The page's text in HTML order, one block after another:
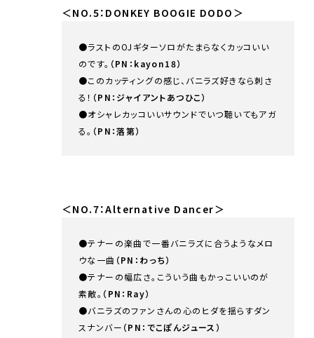
＜NO.5：DONKEY BOOGIE DODO＞
●ラストのOJギターソロがたまらなくカッコいい
のです。 （PN：kayon18）
●このカッティングの感じ、バニラズ好きなら刺さ
る！ （PN：ジャイアントあつひこ）
●オシャレカッコいいサウンドでいつ聴いてもアガ
る。 （PN：落第）
＜NO.7：Alternative Dancer＞
●テナーの楽曲で一番バニラズに合うようなメロ
ウな一曲 （PN：わっち）
●テナーの幅広さ。こういう曲もかっこいいのが
素敵。 （PN：Ray）
●バニラズのファンさんの心のヒダを揺らすダン
スナンバー （PN：でこぽんジュース）